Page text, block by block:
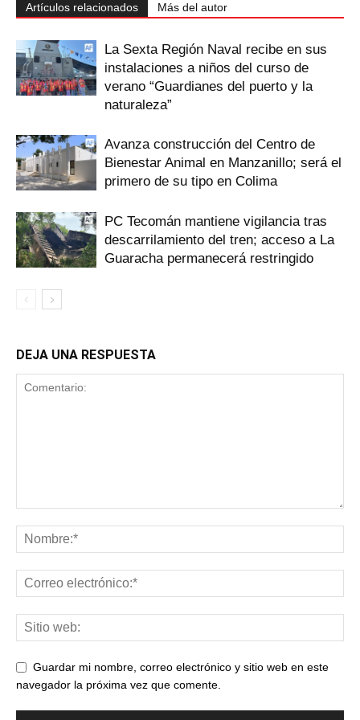
Artículos relacionados Más del autor
La Sexta Región Naval recibe en sus
instalaciones a niños del curso de
verano “Guardianes del puerto y la
naturaleza”
Avanza construcción del Centro de
Bienestar Animal en Manzanillo; será el
primero de su tipo en Colima
PC Tecomán mantiene vigilancia tras
descarrilamiento del tren; acceso a La
Guaracha permanecerá restringido
DEJA UNA RESPUESTA
Guardar mi nombre, correo electrónico y sitio web en este
navegador la próxima vez que comente.